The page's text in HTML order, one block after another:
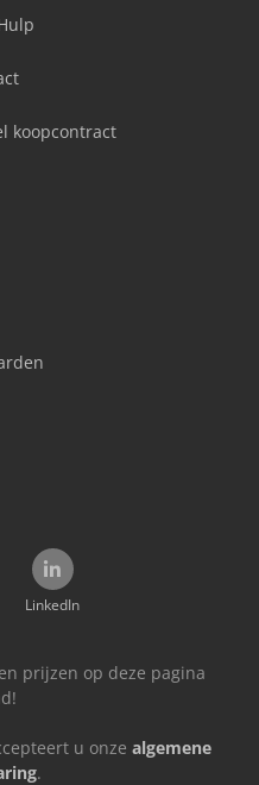
koopcontract
LinkedIn
prijzen op deze pagina
u onze algemene
.